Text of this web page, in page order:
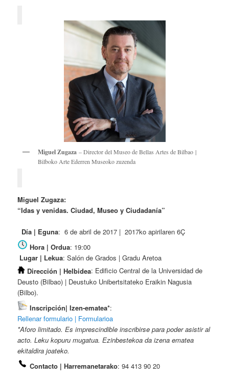
Miguel Zugaza – Director del Museo de Bellas Artes de Bilbao |
Bilboko Arte Ederren Museoko zuzenda
Miguel Zugaza:
“Idas y venidas. Ciudad, Museo y Ciudadanía”
Día | Eguna: 6 de abril de 2017 | 2017ko apirilaren 6Ç
Hora | Ordua: 19:00
Lugar | Lekua: Salón de Grados | Gradu Aretoa
Dirección | Helbidea: Edificio Central de la Universidad de
Deusto (Bilbao) | Deustuko Unibertsitateko Eraikin Nagusia
(Bilbo).
Inscripción| Izen-ematea*:
Rellenar formulario | Formularioa
*Aforo limitado. Es imprescindible inscribirse para poder asistir al
acto. Leku kopuru mugatua. Ezinbestekoa da izena ematea
ekitaldira joateko.
Contacto | Harremanetarako: 94 413 90 20